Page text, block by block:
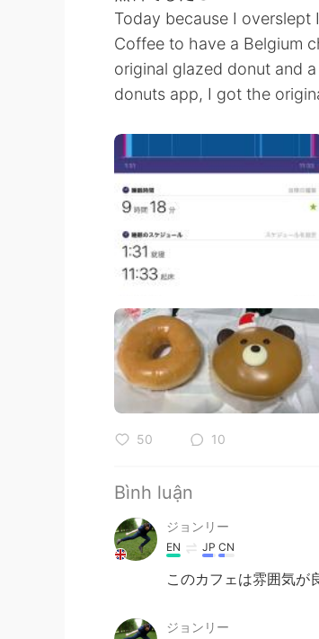
Today because I overslept
Coffee to have a Belgium
original glazed donut and
donuts app, I got the
50 10
Bình luận
ジョンリー
EN JP CN
このカフェは雰囲気
ジョンリー